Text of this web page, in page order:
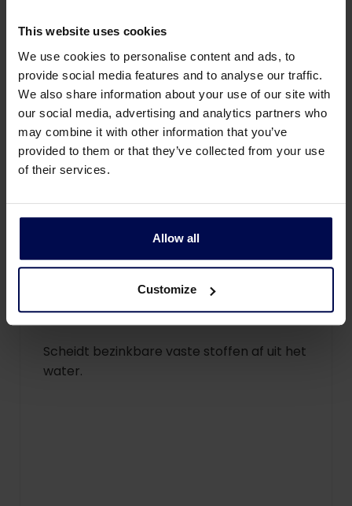
This website uses cookies
We use cookies to personalise content and ads, to
provide social media features and to analyse our traffic.
We also share information about your use of our site with
our social media, advertising and analytics partners who
may combine it with other information that you’ve
provided to them or that they’ve collected from your use
of their services.
Allow all
Customize
Lamellenbezinker
Scheidt bezinkbare vaste stoffen af uit het
water.